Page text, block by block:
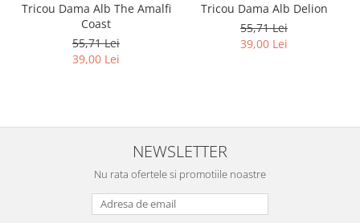
Tricou Dama Alb The Amalfi
Coast
55,71 Lei
39,00 Lei
Tricou Dama Alb Delion
55,71 Lei
39,00 Lei
NEWSLETTER
Nu rata ofertele si promotiile noastre